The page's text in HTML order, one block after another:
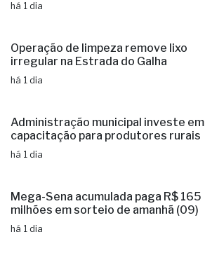
há 1 dia
Operação de limpeza remove lixo
irregular na Estrada do Galha
há 1 dia
Administração municipal investe em
capacitação para produtores rurais
há 1 dia
Mega-Sena acumulada paga R$ 165
milhões em sorteio de amanhã (09)
há 1 dia